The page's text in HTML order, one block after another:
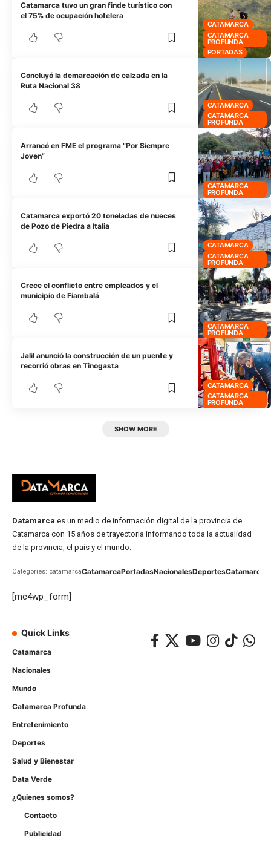
CATAMARCA
CATAMARCA
PROFUNDA
PORTADAS
Catamarca tuvo un gran finde turístico con
el 75% de ocupación hotelera
CATAMARCA
CATAMARCA
PROFUNDA
Concluyó la demarcación de calzada en la
Ruta Nacional 38
CATAMARCA
PROFUNDA
Arrancó en FME el programa “Por Siempre
Joven”
CATAMARCA
CATAMARCA
PROFUNDA
Catamarca exportó 20 toneladas de nueces
de Pozo de Piedra a Italia
CATAMARCA
PROFUNDA
Crece el conflicto entre empleados y el
municipio de Fiambalá
CATAMARCA
CATAMARCA
PROFUNDA
Jalil anunció la construcción de un puente y
recorrió obras en Tinogasta
SHOW MORE
Datamarca es un medio de información digital de la provincia de
Catamarca con 15 años de trayectoria informando toda la actualidad
de la provincia, el país y el mundo.
Categories: catamarcaCatamarcaPortadasNacionalesDeportesCatamarca
[mc4wp_form]
Quick Links
Catamarca
Nacionales
Mundo
Catamarca Profunda
Entretenimiento
Deportes
Salud y Bienestar
Data Verde
¿Quienes somos?
Contacto
Publicidad